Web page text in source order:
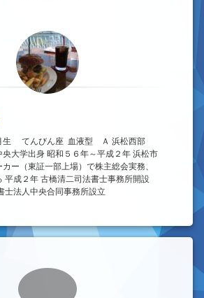
生 てんびん座 血液型 Ａ 浜松西部
大学出身 昭和５６年～平成２年 浜松市
ー（東証一部上場）で株主総会実務、
平成２年 古橋清二司法書士事務所開設
士法人中央合同事務所設立